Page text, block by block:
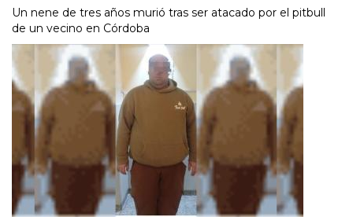
Un nene de tres años murió tras ser atacado por el pitbull
de un vecino en Córdoba